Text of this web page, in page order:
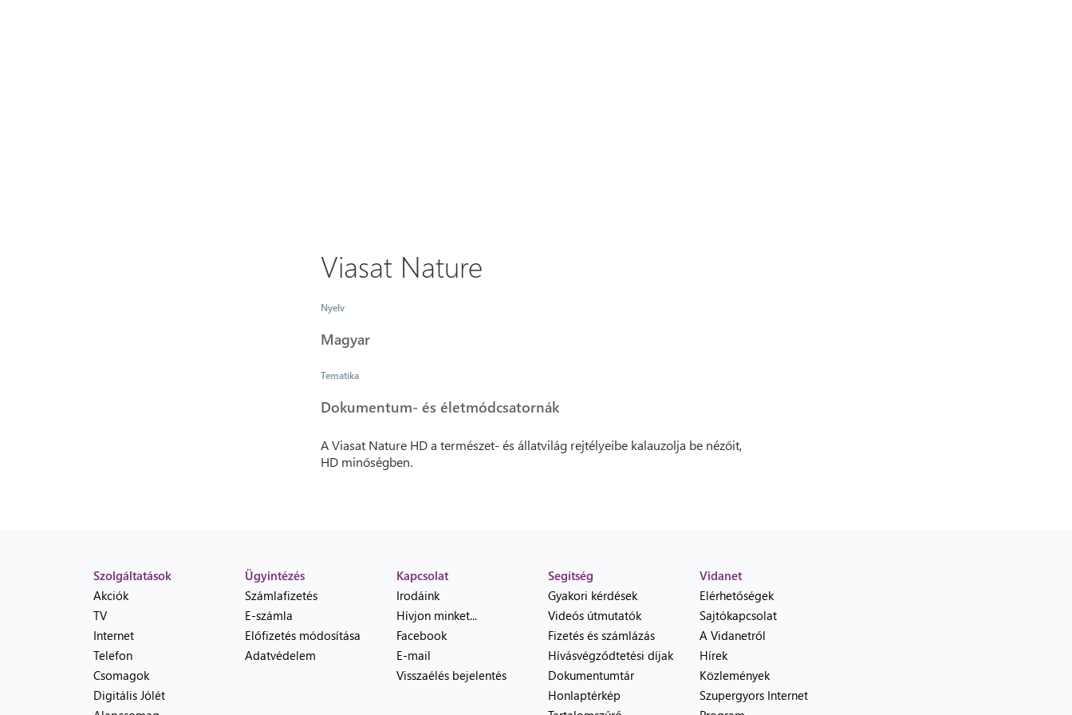
Viasat Nature
Nyelv
Magyar
Tematika
Dokumentum- és életmódcsatornák
A Viasat Nature HD a természet- és állatvilág rejtélyeibe kalauzolja be nézőit,
HD minőségben.
Szolgáltatások
Akciók
TV
Internet
Telefon
Csomagok
Digitális Jólét
Ügyintézés
Számlafizetés
E-számla
Előfizetés módosítása
Adatvédelem
Kapcsolat
Irodáink
Hívjon minket...
Facebook
E-mail
Visszaélés bejelentés
Segítség
Gyakori kérdések
Videós útmutatók
Fizetés és számlázás
Hívásvégződtetési díjak
Dokumentumtár
Honlaptérkép
Vidanet
Elérhetőségek
Sajtókapcsolat
A Vidanetről
Hírek
Közlemények
Szupergyors Internet